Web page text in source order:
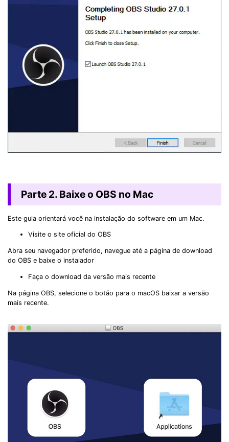
Parte 2. Baixe o OBS no Mac
Este guia orientará você na instalação do software em um Mac.
Visite o site oficial do OBS
Abra seu navegador preferido, navegue até a página de download
do OBS e baixe o instalador
Faça o download da versão mais recente
Na página OBS, selecione o botão para o macOS baixar a versão
mais recente.